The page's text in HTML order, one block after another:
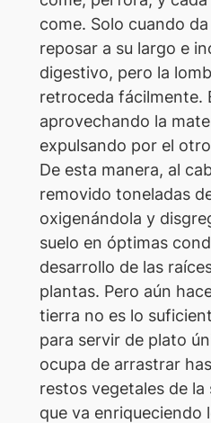
come. Solo cuando
reposar a su largo e
digestivo, pero la
retroceda fácilmente.
aprovechando la
expulsando por el
De esta manera, al
removido toneladas
oxigenándola y
suelo en óptimas
desarrollo de las
plantas. Pero aún
tierra no es lo
para servir de plato
ocupa de arrastrar
restos vegetales de
que va enriqueciendo